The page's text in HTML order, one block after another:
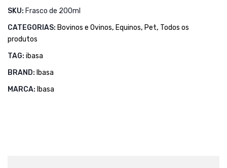
quantidade
SKU: Frasco de 200ml
CATEGORIAS: Bovinos e Ovinos, Equinos, Pet, Todos os
produtos
TAG: ibasa
BRAND: Ibasa
MARCA: Ibasa